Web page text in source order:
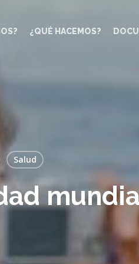
¿QUÉ HACEMOS?
Salud